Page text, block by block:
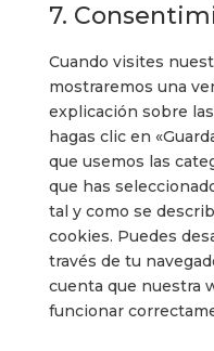
7.
Cuando visites
mostraremos una
explicación sobre
hagas clic en
que usemos las
que has
tal y como se
cookies. Puedes
través de tu
cuenta que nuestra
funcionar